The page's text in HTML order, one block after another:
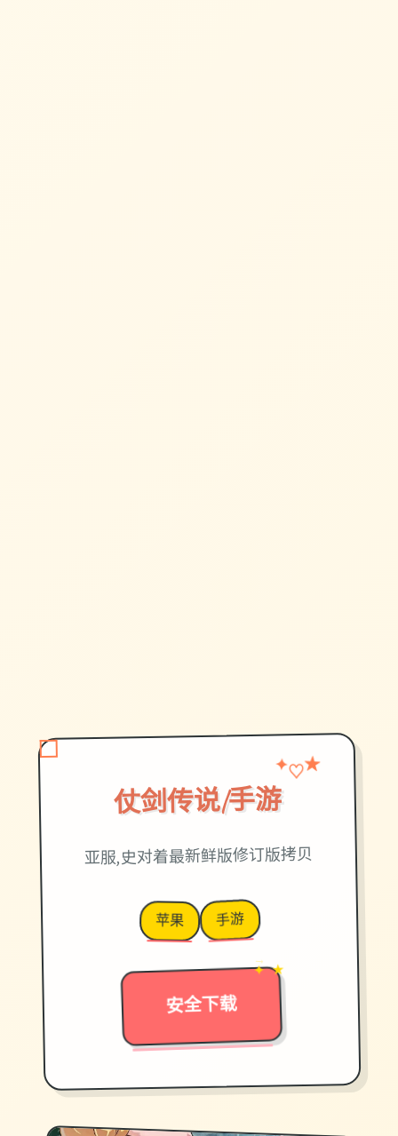
仗剑传说|手游
✦♡★
亚服,史对着最新鲜版修订版拷贝
苹果 手游
安全下载
→
✦ ★